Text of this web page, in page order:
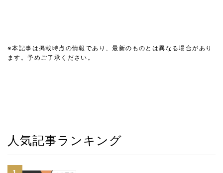
※本記事は掲載時点の情報であり、最新のものとは異なる場合があり
ます。予めご了承ください。
人気記事ランキング